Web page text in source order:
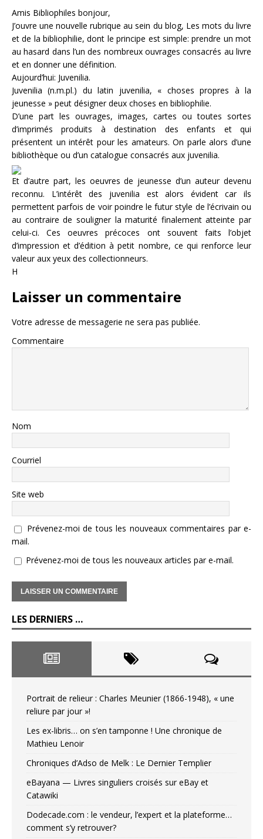
Amis Bibliophiles bonjour,
J’ouvre une nouvelle rubrique au sein du blog, Les mots du livre
et de la bibliophilie, dont le principe est simple: prendre un mot
au hasard dans l’un des nombreux ouvrages consacrés au livre
et en donner une définition.
Aujourd’hui: Juvenilia.
Juvenilia (n.m.pl.) du latin juvenilia, « choses propres à la
jeunesse » peut désigner deux choses en bibliophilie.
D’une part les ouvrages, images, cartes ou toutes sortes
d’imprimés produits à destination des enfants et qui
présentent un intérêt pour les amateurs. On parle alors d’une
bibliothèque ou d’un catalogue consacrés aux juvenilia.
Et d’autre part, les oeuvres de jeunesse d’un auteur devenu
reconnu. L’intérêt des juvenilia est alors évident car ils
permettent parfois de voir poindre le futur style de l’écrivain ou
au contraire de souligner la maturité finalement atteinte par
celui-ci. Ces oeuvres précoces ont souvent faits l’objet
d’impression et d’édition à petit nombre, ce qui renforce leur
valeur aux yeux des collectionneurs.
H
Laisser un commentaire
Votre adresse de messagerie ne sera pas publiée.
Commentaire
Nom
Courriel
Site web
Prévenez-moi de tous les nouveaux commentaires par e-
mail.
Prévenez-moi de tous les nouveaux articles par e-mail.
LES DERNIERS …
Portrait de relieur : Charles Meunier (1866-1948), « une
reliure par jour »!
Les ex-libris… on s’en tamponne ! Une chronique de
Mathieu Lenoir
Chroniques d’Adso de Melk : Le Dernier Templier
eBayana — Livres singuliers croisés sur eBay et
Catawiki
Dodecade.com : le vendeur, l’expert et la plateforme…
comment s’y retrouver?